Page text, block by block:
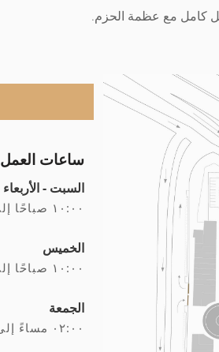
كامل مع عظمة الحزم.
ساعات العمل
السبت - الأربعاء
۱۰:۰۰ صباحًا إلى ۱۱:۰۰ مساءً
الخميس
۱۰:۰۰ صباحًا إلى ۱۲:۰۰ صباحًا
الجمعة
۰۲:۰۰ مساءً إلى ۱۲:۰۰ صباحًا